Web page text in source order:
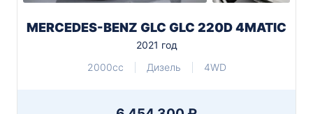
MERCEDES-BENZ GLC GLC 220D 4MATIC
2021 год
2000cc
Дизель 4WD